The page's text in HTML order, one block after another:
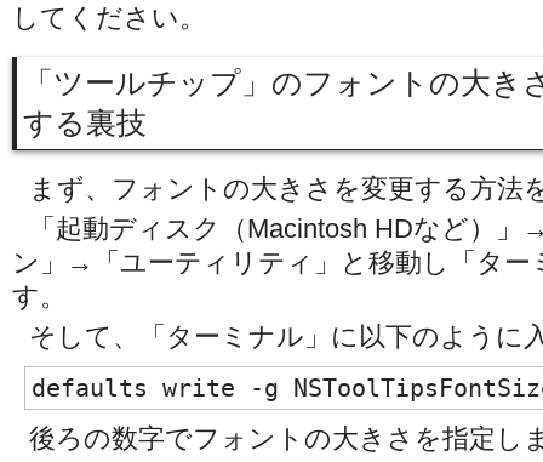
してください。
「ツールチップ」のフォントの大き
する裏技
まず、フォントの大きさを変更する方法
「起動ディスク（Macintosh HDなど）
ン」→「ユーティリティ」と移動し「ター
す。
そして、「ターミナル」に以下のように
defaults write -g
後ろの数字でフォントの大きさを指定し